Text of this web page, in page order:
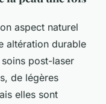
aspect naturel
altération durable
soins post-laser
de légères
elles sont